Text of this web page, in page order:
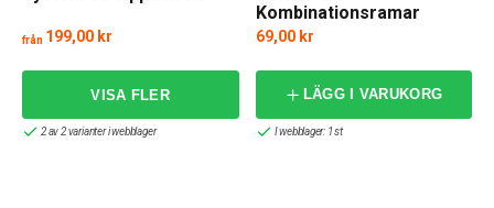
från 199,00 kr
2 av 2 varianter i webblager
Kombinationsramar
Silver
69,00 kr
LÄGG I VARUKORG
I webblager: 1 st